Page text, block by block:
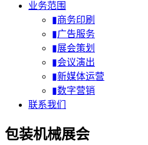
业务范围
▮商务印刷
▮广告服务
▮展会策划
▮会议演出
▮新媒体运营
▮数字营销
联系我们
包装机械展会